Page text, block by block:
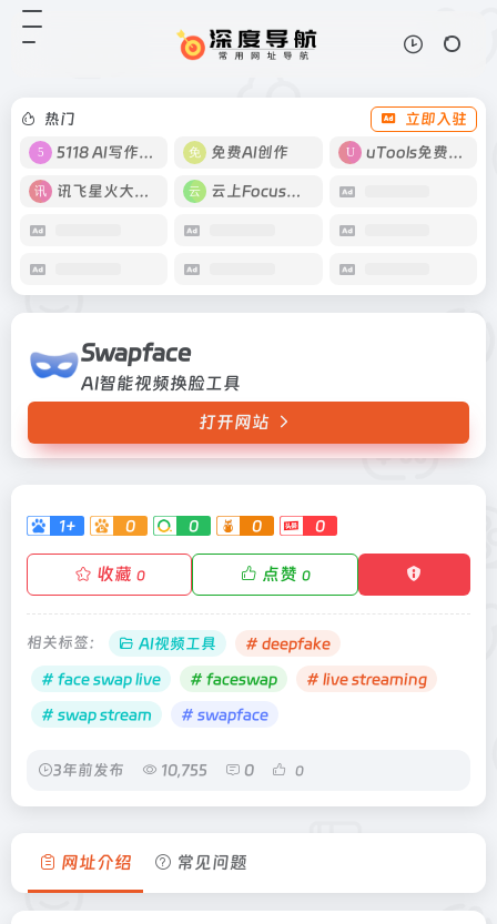
热门
立即入驻
5118 AI写作工具
免费AI创作 uTools免费工具箱
讯飞星火大模型 云上Focus接码
Swapface
AI智能视频换脸工具
打开网站
1+ 0 0 0 0
收藏 0 点赞 0
相关标签： AI视频工具
# deepfake
# face swap live
# faceswap
# live streaming
# swap stream
# swapface
3年前发布 10,755 0 0
网址介绍 常见问题